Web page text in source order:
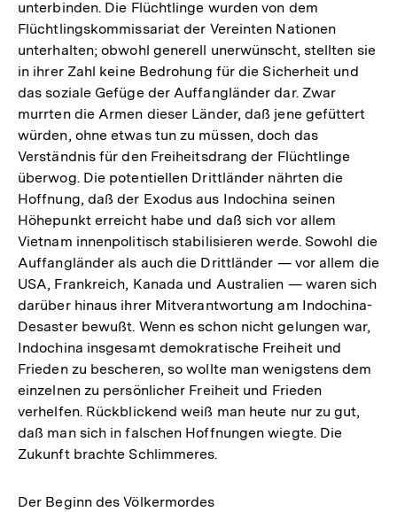
unterbinden. Die Flüchtlinge wurden von dem
Flüchtlingskommissariat der Vereinten Nationen
unterhalten; obwohl generell unerwünscht, stellten sie
in ihrer Zahl keine Bedrohung für die Sicherheit und
das soziale Gefüge der Auffangländer dar. Zwar
murrten die Armen dieser Länder, daß jene gefüttert
würden, ohne etwas tun zu müssen, doch das
Verständnis für den Freiheitsdrang der Flüchtlinge
überwog. Die potentiellen Drittländer nährten die
Hoffnung, daß der Exodus aus Indochina seinen
Höhepunkt erreicht habe und daß sich vor allem
Vietnam innenpolitisch stabilisieren werde. Sowohl die
Auffangländer als auch die Drittländer — vor allem die
USA, Frankreich, Kanada und Australien — waren sich
darüber hinaus ihrer Mitverantwortung am Indochina-
Desaster bewußt. Wenn es schon nicht gelungen war,
Indochina insgesamt demokratische Freiheit und
Frieden zu bescheren, so wollte man wenigstens dem
einzelnen zu persönlicher Freiheit und Frieden
verhelfen. Rückblickend weiß man heute nur zu gut,
daß man sich in falschen Hoffnungen wiegte. Die
Zukunft brachte Schlimmeres.
Der Beginn des Völkermordes